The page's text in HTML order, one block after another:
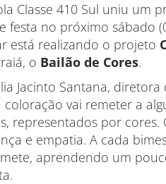
Classe 410 Sul uniu um
festa no próximo sábado
está realizando o projeto
o Bailão de Cores.
Jacinto Santana,
coloração vai remeter a
representados por
e empatia. A cada
aprendendo um